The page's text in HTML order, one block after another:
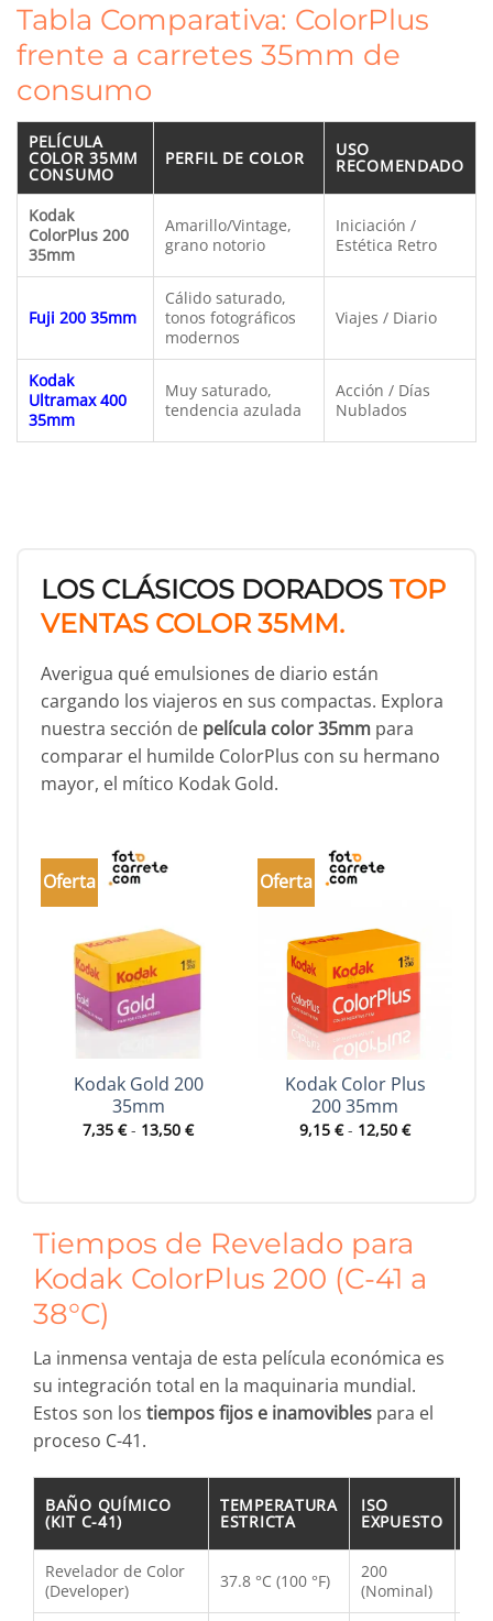
Tabla Comparativa: ColorPlus
frente a carretes 35mm de
consumo
PELÍCULA
COLOR 35MM
CONSUMO
PERFIL DE COLOR USO
RECOMENDADO
Kodak
ColorPlus 200
35mm
Amarillo/Vintage,
grano notorio
Iniciación /
Estética Retro
Fuji 200 35mm
Cálido saturado,
tonos fotográficos
modernos
Viajes / Diario
Kodak
Ultramax 400
35mm
Muy saturado,
tendencia azulada
Acción / Días
Nublados
LOS CLÁSICOS DORADOS TOP
VENTAS COLOR 35MM.
Averigua qué emulsiones de diario están
cargando los viajeros en sus compactas. Explora
nuestra sección de película color 35mm para
comparar el humilde ColorPlus con su hermano
mayor, el mítico Kodak Gold.
Oferta
Kodak Gold 200
35mm
7,35 € - 13,50 €Rango
de
Oferta
Kodak Color Plus
200 35mm
9,15 € - 12,50 €Rango
de
Tiempos de Revelado para
Kodak ColorPlus 200 (C-41 a
38°C)
La inmensa ventaja de esta película económica es
su integración total en la maquinaria mundial.
Estos son los tiempos fijos e inamovibles para el
proceso C-41.
BAÑO QUÍMICO
(KIT C-41)
TEMPERATURA
ESTRICTA
ISO
EXPUESTO
Revelador de Color
(Developer)
37.8 °C (100 °F)
200
(Nominal)